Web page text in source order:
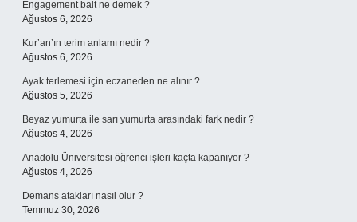
Engagement bait ne demek ?
Ağustos 6, 2026
Kur’an’ın terim anlamı nedir ?
Ağustos 6, 2026
Ayak terlemesi için eczaneden ne alınır ?
Ağustos 5, 2026
Beyaz yumurta ile sarı yumurta arasındaki fark nedir ?
Ağustos 4, 2026
Anadolu Üniversitesi öğrenci işleri kaçta kapanıyor ?
Ağustos 4, 2026
Demans atakları nasıl olur ?
Temmuz 30, 2026